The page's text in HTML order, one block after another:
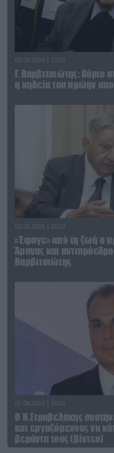
03.08.2026 | 12:02
Γ.Βαρβιτσιώτης: Aύριο
η κηδεία του πρώην
02.08.2026 | 20:02
«Έφυγε» από τη ζωή ο
Άμυνας και
Βαρβιτσιώτης
01.08.2026 | 20:02
Ο Ν.Στραβελάκης
και εργαζόμενους να
βεράντα τους (βίντεο)